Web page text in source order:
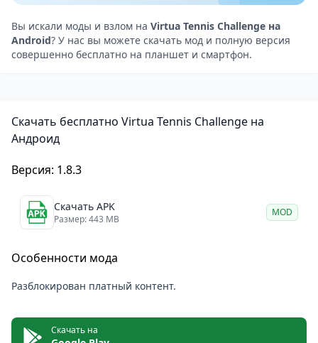
мультиплеер и турниры.
Реалистичная физика — мяч ведёт себя
естественно, а удары ощущаются мощно.
Разнообразие кортов — учитывайте тип покрытия,
подачи, точные удары или атаки у сетки.
Отличный теннисный симулятор для Android
Virtua Tennis Challenge
кто хочет просто расслабиться за динамичными
матчами. Продуманная механика, удобное
делают её одной из лучших теннисных игр на
мобильных устройствах.
выходите на виртуальный корт!
Вы искали моды и взлом на Virtua Tennis Challenge на
Android? У нас вы можете скачать мод и полную версия
совершенно бесплатно на планшет и смартфон.
Скачать бесплатно Virtua Tennis Challenge на
Андроид
Версия: 1.8.3
Скачать APK
Размер: 443 MB
MOD
Особенности мода
Разблокирован платный контент.
Скачать на